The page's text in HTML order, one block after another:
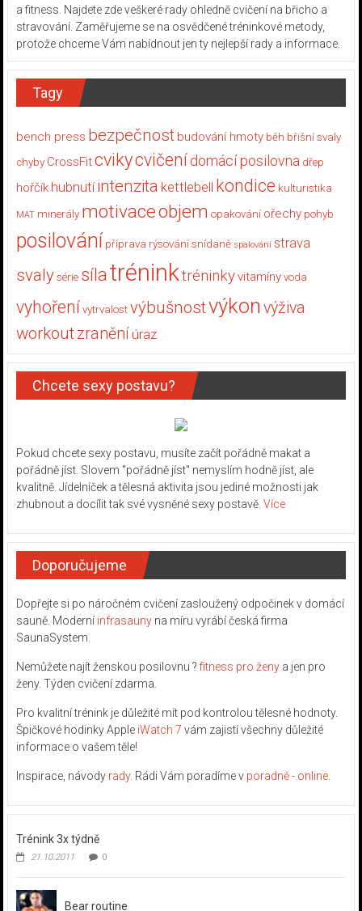
a fitness. Najdete zde veškeré rady ohledně cvičení na břicho a
stravování. Zaměřujeme se na osvědčené tréninkové metody,
protože chceme Vám nabídnout jen ty nejlepší rady a informace.
Tagy
bench press bezpečnost budování hmoty běh břišní svaly
chyby CrossFitcvikycvičenídomácí posilovna dřep
hořčík hubnutí intenzita kettlebell kondice kulturistika
MAT minerály motivaceobjem opakování ořechy pohyb
posilování příprava rýsování snídaně spalování strava
svaly série sílatréninktréninkyvitamíny voda
vyhoření vytrvalost výbušnostvýkon výživa
workoutzranění úraz
Chcete sexy postavu?
Pokud chcete sexy postavu, musíte začít pořádně makat a
pořádně jíst. Slovem "pořádně jíst" nemyslím hodně jíst, ale
kvalitně. Jídelníček a tělesná aktivita jsou jediné možnosti jak
zhubnout a docílit tak své vysněné sexy postavě. Více
Doporučujeme
Dopřejte si po náročném cvičení zasloužený odpočinek v domácí
sauně. Moderní infrasaunyna míru vyrábí česká firma
SaunaSystem.
Nemůžete najít ženskou posilovnu ?fitness pro ženya jen pro
ženy. Týden cvičení zdarma.
Pro kvalitní trénink je důležité mít pod kontrolou tělesné hodnoty.
Špičkové hodinky Apple iWatch 7 vám zajistí všechny důležité
informace o vašem těle!
Inspirace, návody rady. Rádi Vám poradíme v poradně - online.
Trénink 3x týdně
21.10.2011 0
Bear routine